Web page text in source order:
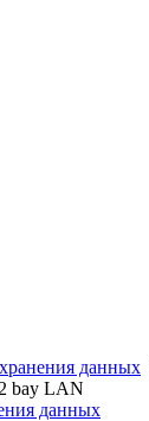
данных
bay LAN
данных